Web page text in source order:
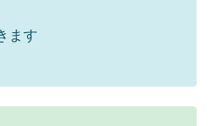
ます